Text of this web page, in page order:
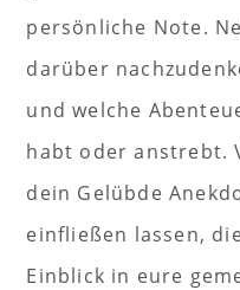
persönliche Note.
darüber
und welche
habt oder anstrebt.
dein Gelübde
einfließen lassen,
Einblick in eure